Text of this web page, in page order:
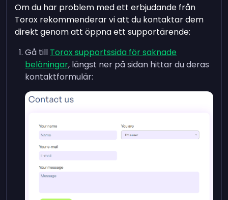
Om du har problem med ett erbjudande från
Torox rekommenderar vi att du kontaktar dem
direkt genom att öppna ett supportärende:
Gå till Torox supportssida för saknade
belöningar, längst ner på sidan hittar du deras
kontaktformulär: